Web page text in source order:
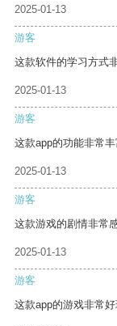
2025-01-13
游客
这款软件的学习方式
2025-01-13
游客
这款app的功能非常
2025-01-13
游客
这款游戏的剧情非常
2025-01-13
游客
这款app的游戏非常好